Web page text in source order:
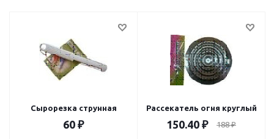
Сырорезка струнная
60 ₽
Рассекатель огня круглый
150.40 ₽ 188₽